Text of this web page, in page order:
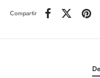
Compartir